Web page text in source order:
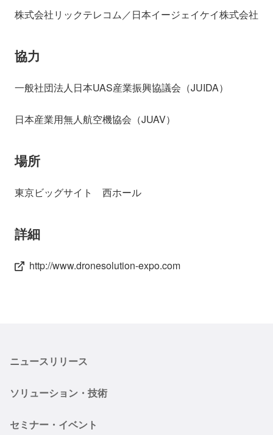
株式会社リックテレコム／日本イージェイケイ株式会社
協力
一般社団法人日本UAS産業振興協議会（JUIDA）
日本産業用無人航空機協会（JUAV）
場所
東京ビッグサイト 西ホール
詳細
http://www.dronesolution-expo.com
ニュースリリース
ソリューション・技術
セミナー・イベント